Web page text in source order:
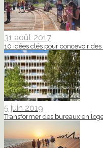
31 août 2017
10 idées clés pour concevoir
5 juin 2019
Transformer des bureaux en